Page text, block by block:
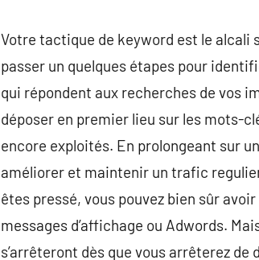
Votre tactique de keyword est le alcali
passer un quelques étapes pour
qui répondent aux recherches de vos
déposer en premier lieu sur les mots-
encore exploités. En prolongeant sur
améliorer et maintenir un trafic
êtes pressé, vous pouvez bien sûr
messages d’affichage ou Adwords.
s’arrêteront dès que vous arrêterez